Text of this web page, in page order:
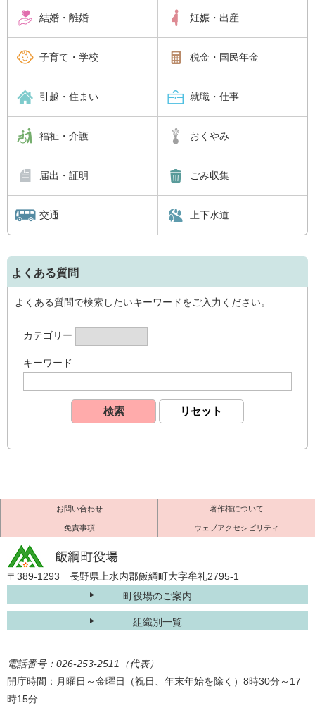
結婚・離婚 妊娠・出産
子育て・学校 税金・国民年金
引越・住まい 就職・仕事
福祉・介護 おくやみ
届出・証明 ごみ収集
交通 上下水道
よくある質問
よくある質問で検索したいキーワードをご入力ください。
カテゴリー
キーワード
お問い合わせ 著作権について
免責事項 ウェブアクセシビリティ
〒389-1293 長野県上水内郡飯綱町大字牟礼2795-1
町役場のご案内
組織別一覧
電話番号：026-253-2511（代表）
開庁時間：月曜日～金曜日（祝日、年末年始を除く）8時30分～17
時15分